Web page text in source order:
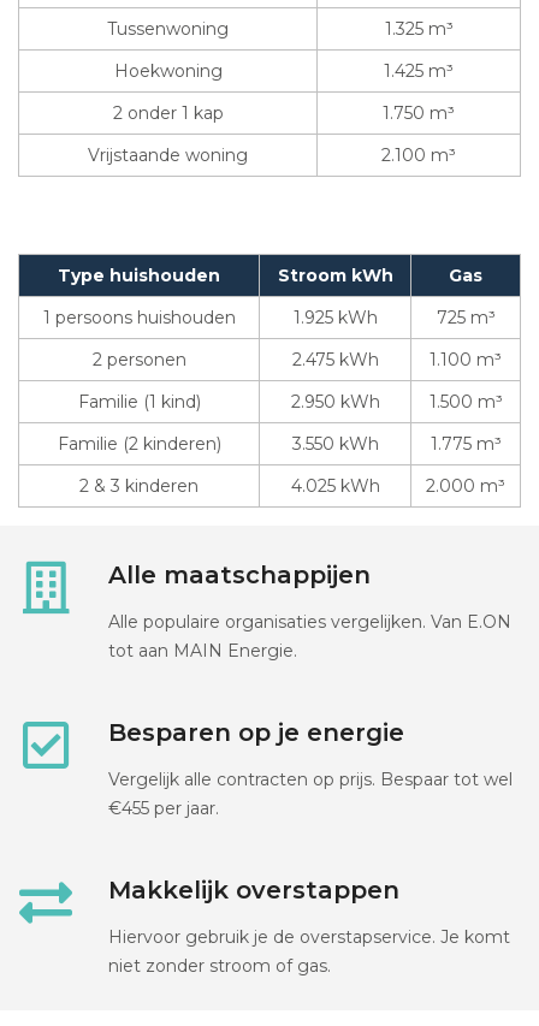
Tussenwoning
1.325 m³
Hoekwoning
1.425 m³
2 onder 1 kap
1.750 m³
Vrijstaande woning
2.100 m³
Type huishouden Stroom kWh
Gas
1 persoons huishouden
1.925 kWh
725 m³
2 personen
2.475 kWh
1.100 m³
Familie (1 kind)
2.950 kWh
1.500 m³
Familie (2 kinderen)
3.550 kWh
1.775 m³
2 & 3 kinderen
4.025 kWh 2.000 m³
Alle maatschappijen
Alle populaire organisaties vergelijken. Van E.ON
tot aan MAIN Energie.
Besparen op je energie
Vergelijk alle contracten op prijs. Bespaar tot wel
€455 per jaar.
Makkelijk overstappen
Hiervoor gebruik je de overstapservice. Je komt
niet zonder stroom of gas.